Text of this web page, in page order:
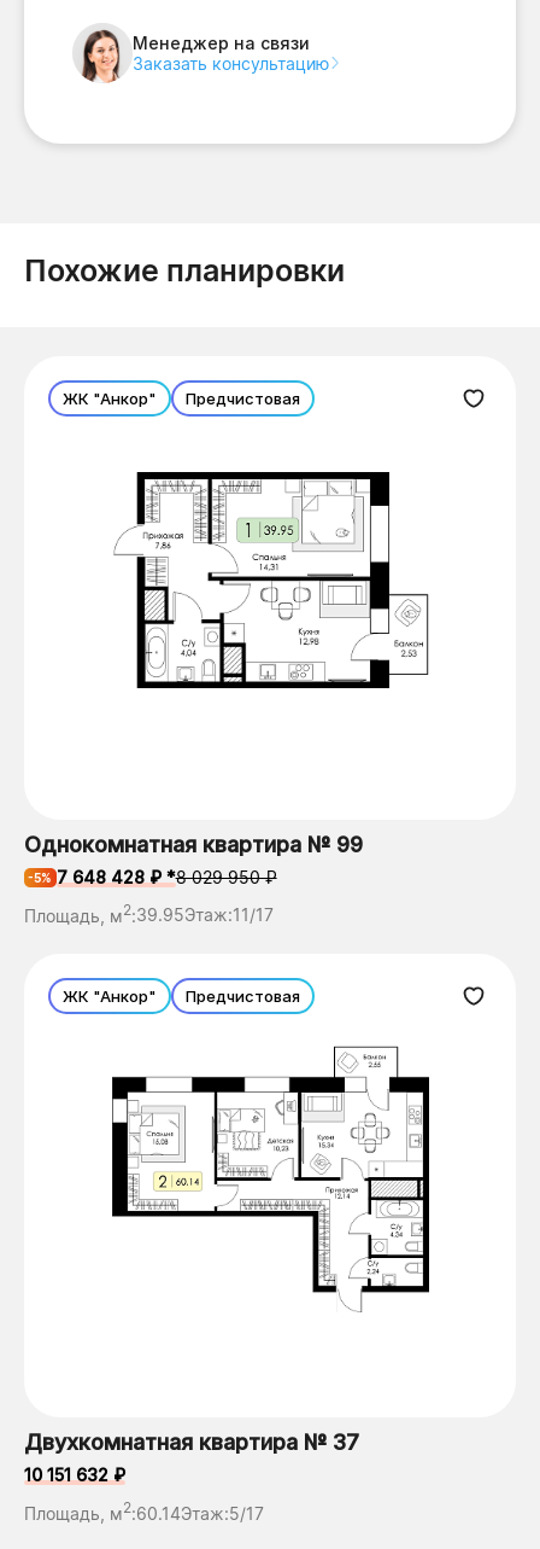
Менеджер на связи
Заказать консультацию
Похожие планировки
ЖК "Анкор" Предчистовая
Однокомнатная квартира № 99
-5% 7 648 428 ₽ *8 029 950 ₽
Площадь, м2:39.95Этаж:11/17
ЖК "Анкор" Предчистовая
Двухкомнатная квартира № 37
10 151 632 ₽
Площадь, м2:60.14Этаж:5/17